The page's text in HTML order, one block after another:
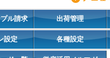
ル請求 出荷管理
設定 各種設定